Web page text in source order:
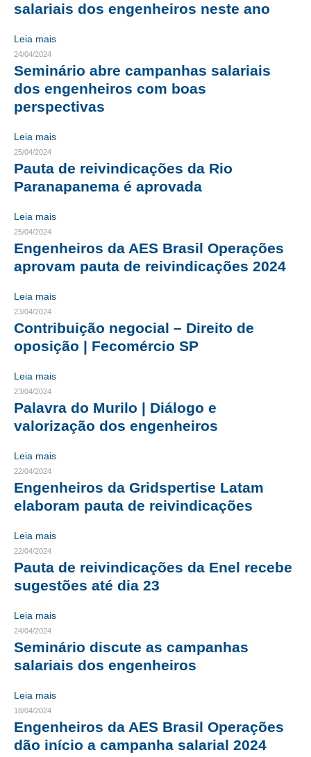
NÚCLEO DA MULHER ENGENHEIRA
JURÍDICO
CONSULTORIA
ACORDOS, CONVENÇÕES E DISSÍDIOS
CONTRIBUIÇÃO ASSISTENCIAL
CONTRIBUIÇÃO ASSOCIATIVA OU ANUIDADE DE SÓCIO
CONTRIBUIÇÃO SINDICAL URBANA
REVISÃO DE APOSENTADORIA
FGTS EXPURGOS
FGTS CORREÇÃO
LEI 4.950-A/1966 – PISO SALARIAL
LEI 5.194/1966 – REGULAMENTAÇÃO DA PROFISSÃO
RES 1.002/2002 – CÓDIGO DE ÉTICA
HOMOLOGAÇÕES
OPORTUNIDADES
APRESENTAÇÃO
EMPREGO E ESTÁGIO
CARREIRA
AUTÔNOMOS E SERVIÇOS
NEWSLETTER
salariais dos engenheiros neste ano
Leia mais
24/04/2024
Seminário abre campanhas salariais
dos engenheiros com boas
perspectivas
Leia mais
25/04/2024
Pauta de reivindicações da Rio
Paranapanema é aprovada
Leia mais
25/04/2024
Engenheiros da AES Brasil Operações
aprovam pauta de reivindicações 2024
Leia mais
23/04/2024
Contribuição negocial – Direito de
oposição | Fecomércio SP
Leia mais
23/04/2024
Palavra do Murilo | Diálogo e
valorização dos engenheiros
Leia mais
22/04/2024
Engenheiros da Gridspertise Latam
elaboram pauta de reivindicações
Leia mais
22/04/2024
Pauta de reivindicações da Enel recebe
sugestões até dia 23
Leia mais
24/04/2024
Seminário discute as campanhas
salariais dos engenheiros
Leia mais
18/04/2024
Engenheiros da AES Brasil Operações
dão início a campanha salarial 2024